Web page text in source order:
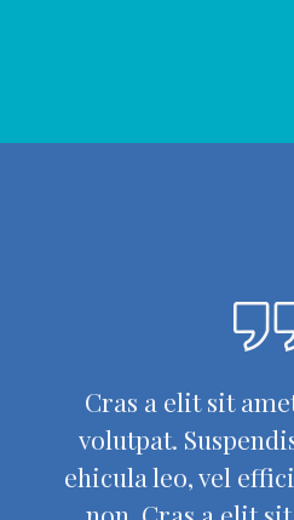
Cras a elit sit
volutpat.
ehicula leo, vel